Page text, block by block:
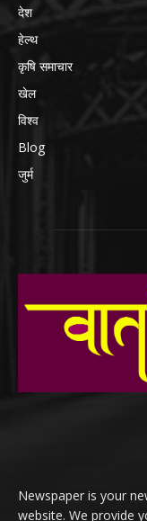
देश
हेल्थ
कृषि समाचार
खेल
विश्व
Blog
जुर्म
Newspaper is your
website. We provide